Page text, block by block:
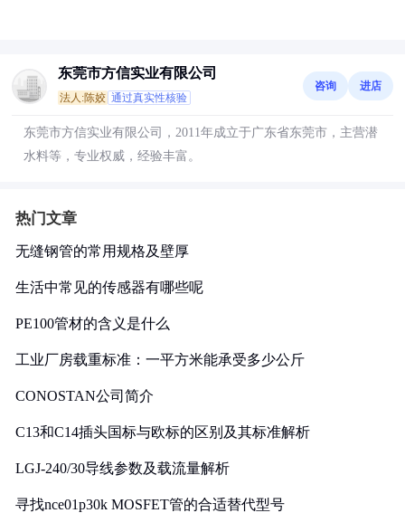
东莞市方信实业有限公司
法人:陈姣 通过真实性核验
咨询 进店
东莞市方信实业有限公司，2011年成立于广东省东莞市，主营潜
水料等，专业权威，经验丰富。
热门文章
无缝钢管的常用规格及壁厚
生活中常见的传感器有哪些呢
PE100管材的含义是什么
工业厂房载重标准：一平方米能承受多少公斤
CONOSTAN公司简介
C13和C14插头国标与欧标的区别及其标准解析
LGJ-240/30导线参数及载流量解析
寻找nce01p30k MOSFET管的合适替代型号